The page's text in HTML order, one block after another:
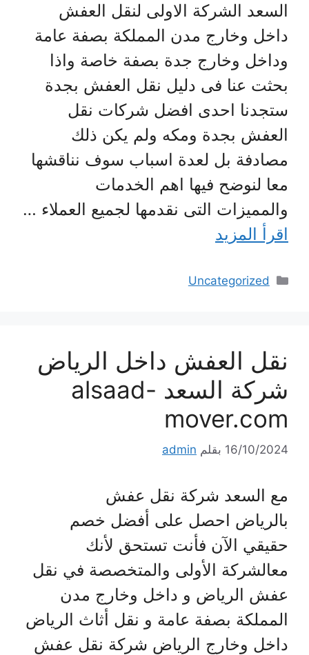
السعد الشركة الاولى لنقل العفش
داخل وخارج مدن المملكة بصفة عامة
وداخل وخارج جدة بصفة خاصة واذا
بحثت عنا فى دليل نقل العفش بجدة
ستجدنا احدى افضل شركات نقل
العفش بجدة ومكه ولم يكن ذلك
مصادفة بل لعدة اسباب سوف نناقشها
معا لنوضح فيها اهم الخدمات
والمميزات التى نقدمها لجميع العملاء …
اقرأ المزيد
التصنيفات
Uncategorized
نقل العفش داخل الرياض
شركة السعد alsaad-
mover.com
16/10/2024 بقلم admin
مع السعد شركة نقل عفش
بالرياض احصل على أفضل خصم
حقيقي الآن فأنت تستحق لأنك
معالشركة الأولى والمتخصصة في نقل
عفش الرياض و داخل وخارج مدن
المملكة بصفة عامة و نقل أثاث الرياض
داخل وخارج الرياض شركة نقل عفش